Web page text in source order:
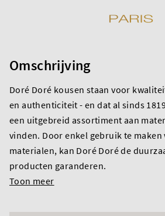
Omschrijving
Doré Doré kousen staan voor
en authenticiteit - en dat al sinds
een uitgebreid assortiment aan
vinden. Door enkel gebruik te maken
materialen, kan Doré Doré de
producten garanderen.
Toon meer